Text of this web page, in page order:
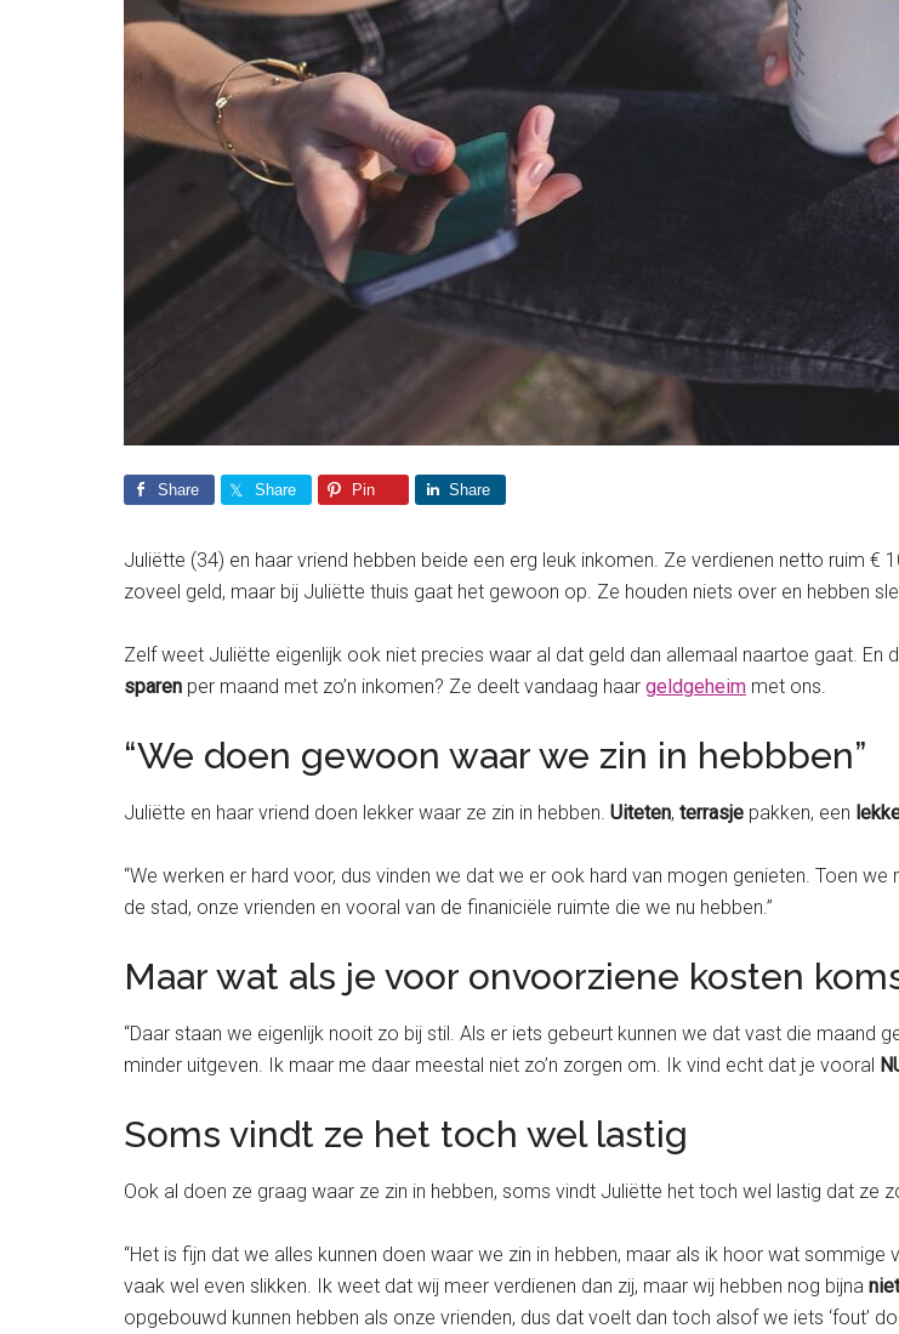
Share Share Pin Share
Juliëtte (34) en haar vriend hebben beide een erg leuk inkomen. Ze verdienen netto ruim €
zoveel geld, maar bij Juliëtte thuis gaat het gewoon op. Ze houden niets over en hebben
Zelf weet Juliëtte eigenlijk ook niet precies waar al dat geld dan allemaal naartoe gaat.
sparen per maand met zo’n inkomen? Ze deelt vandaag haar geldgeheim met ons.
“We doen gewoon waar we zin in hebbben”
Juliëtte en haar vriend doen lekker waar ze zin in hebben. Uiteten, terrasje pakken, een
“We werken er hard voor, dus vinden we dat we er ook hard van mogen genieten. Toen we
de stad, onze vrienden en vooral van de finaniciële ruimte die we nu hebben.”
Maar wat als je voor onvoorziene kosten
“Daar staan we eigenlijk nooit zo bij stil. Als er iets gebeurt kunnen we dat vast die maand
minder uitgeven. Ik maar me daar meestal niet zo’n zorgen om. Ik vind echt dat je vooral
Soms vindt ze het toch wel lastig
Ook al doen ze graag waar ze zin in hebben, soms vindt Juliëtte het toch wel lastig dat ze
“Het is fijn dat we alles kunnen doen waar we zin in hebben, maar als ik hoor wat sommige
vaak wel even slikken. Ik weet dat wij meer verdienen dan zij, maar wij hebben nog bijna
opgebouwd kunnen hebben als onze vrienden, dus dat voelt dan toch alsof we iets ‘fout’